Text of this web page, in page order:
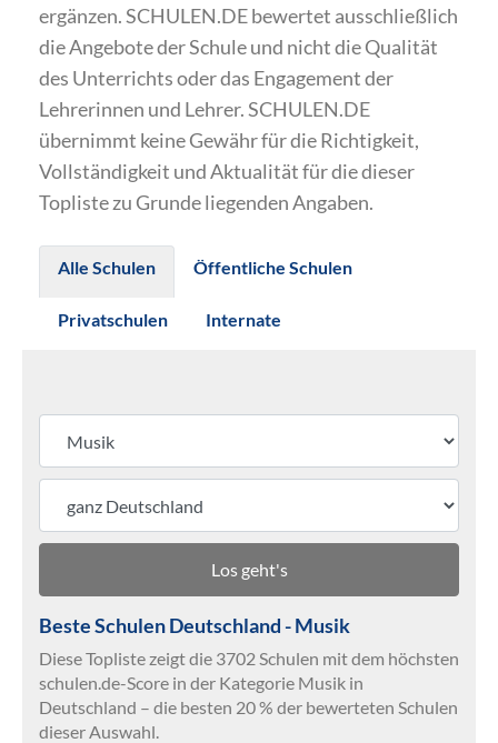
ergänzen. SCHULEN.DE bewertet ausschließlich
die Angebote der Schule und nicht die Qualität
des Unterrichts oder das Engagement der
Lehrerinnen und Lehrer. SCHULEN.DE
übernimmt keine Gewähr für die Richtigkeit,
Vollständigkeit und Aktualität für die dieser
Topliste zu Grunde liegenden Angaben.
Alle Schulen Öffentliche Schulen
Privatschulen Internate
Los geht's
Beste Schulen Deutschland - Musik
Diese Topliste zeigt die 3702 Schulen mit dem höchsten
schulen.de-Score in der Kategorie Musik in
Deutschland – die besten 20 % der bewerteten Schulen
dieser Auswahl.